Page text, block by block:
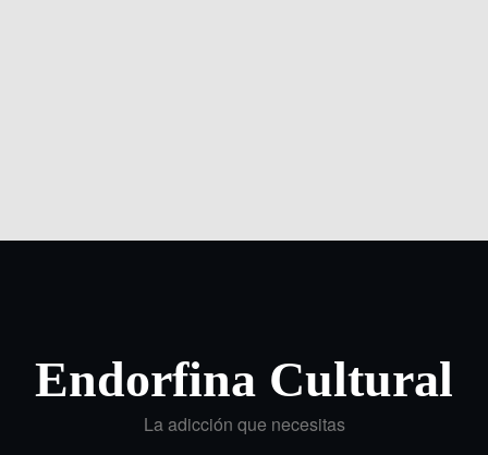
Endorfina Cultural
La adicción que necesitas